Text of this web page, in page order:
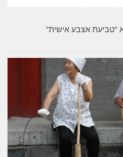
"טביעת אצבע אישית"